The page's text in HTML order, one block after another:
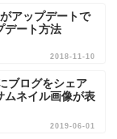
アップデートで
デート方法
2018-11-10
ブログをシェア
ムネイル画像が表
2019-06-01